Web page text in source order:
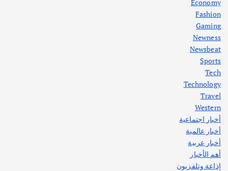
أهم الأخبار
اختتام ورشة السينوغرافيا في مدينة كلباء الاماراتية
أغسطس 3, 2026
Economy
Fashion
Gaming
Newness
Newsbeat
Sports
Tech
Technology
Travel
Western
أخبار اجتماعية
أخبار عالمية
أخبار عربية
أهم الأخبار
إذاعة وتلفزيون